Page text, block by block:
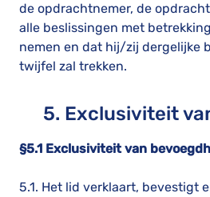
de opdrachtnemer, de
alle beslissingen met
nemen en dat hij/zij dergelijke
twijfel zal trekken.
5. Exclusiviteit
§5.1 Exclusiviteit van
5.1. Het lid verklaart, bevestigt